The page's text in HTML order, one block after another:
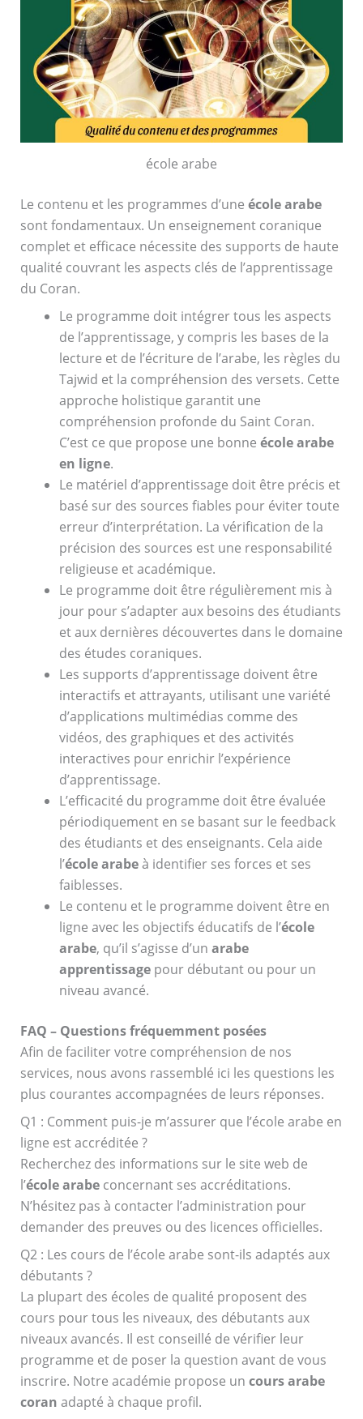
école arabe
Le contenu et les programmes d’une école arabe
sont fondamentaux. Un enseignement coranique
complet et efficace nécessite des supports de haute
qualité couvrant les aspects clés de l’apprentissage
du Coran.
Le programme doit intégrer tous les aspects
de l’apprentissage, y compris les bases de la
lecture et de l’écriture de l’arabe, les règles du
Tajwid et la compréhension des versets. Cette
approche holistique garantit une
compréhension profonde du Saint Coran.
C’est ce que propose une bonne école arabe
en ligne.
Le matériel d’apprentissage doit être précis et
basé sur des sources fiables pour éviter toute
erreur d’interprétation. La vérification de la
précision des sources est une responsabilité
religieuse et académique.
Le programme doit être régulièrement mis à
jour pour s’adapter aux besoins des étudiants
et aux dernières découvertes dans le domaine
des études coraniques.
Les supports d’apprentissage doivent être
interactifs et attrayants, utilisant une variété
d’applications multimédias comme des
vidéos, des graphiques et des activités
interactives pour enrichir l’expérience
d’apprentissage.
L’efficacité du programme doit être évaluée
périodiquement en se basant sur le feedback
des étudiants et des enseignants. Cela aide
l’école arabeà identifier ses forces et ses
faiblesses.
Le contenu et le programme doivent être en
ligne avec les objectifs éducatifs de l’école
arabe, qu’il s’agisse d’un arabe
apprentissagepour débutant ou pour un
niveau avancé.
FAQ – Questions fréquemment posées
Afin de faciliter votre compréhension de nos
services, nous avons rassemblé ici les questions les
plus courantes accompagnées de leurs réponses.
Q1 : Comment puis-je m’assurer que l’école arabe en
ligne est accréditée ?
Recherchez des informations sur le site web de
l’école arabeconcernant ses accréditations.
N’hésitez pas à contacter l’administration pour
demander des preuves ou des licences officielles.
Q2 : Les cours de l’école arabe sont-ils adaptés aux
débutants ?
La plupart des écoles de qualité proposent des
cours pour tous les niveaux, des débutants aux
niveaux avancés. Il est conseillé de vérifier leur
programme et de poser la question avant de vous
inscrire. Notre académie propose un cours arabe
coran adapté à chaque profil.